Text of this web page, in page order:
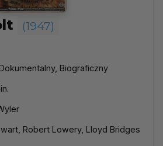
(1947)
Biograficzny
Robert Lowery, Lloyd Bridges